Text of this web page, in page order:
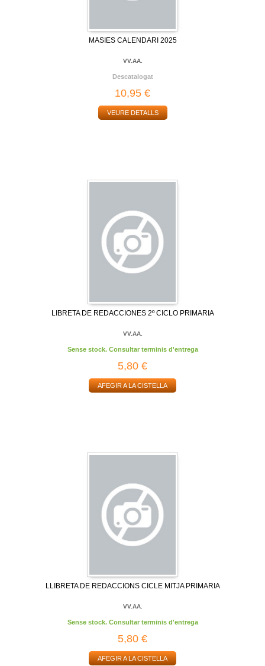
MASIES CALENDARI 2025
VV.AA.
Descatalogat
10,95 €
VEURE DETALLS
LIBRETA DE REDACCIONES 2º CICLO PRIMARIA
VV.AA.
Sense stock. Consultar terminis d'entrega
5,80 €
AFEGIR A LA CISTELLA
LLIBRETA DE REDACCIONS CICLE MITJA PRIMARIA
VV.AA.
Sense stock. Consultar terminis d'entrega
5,80 €
AFEGIR A LA CISTELLA